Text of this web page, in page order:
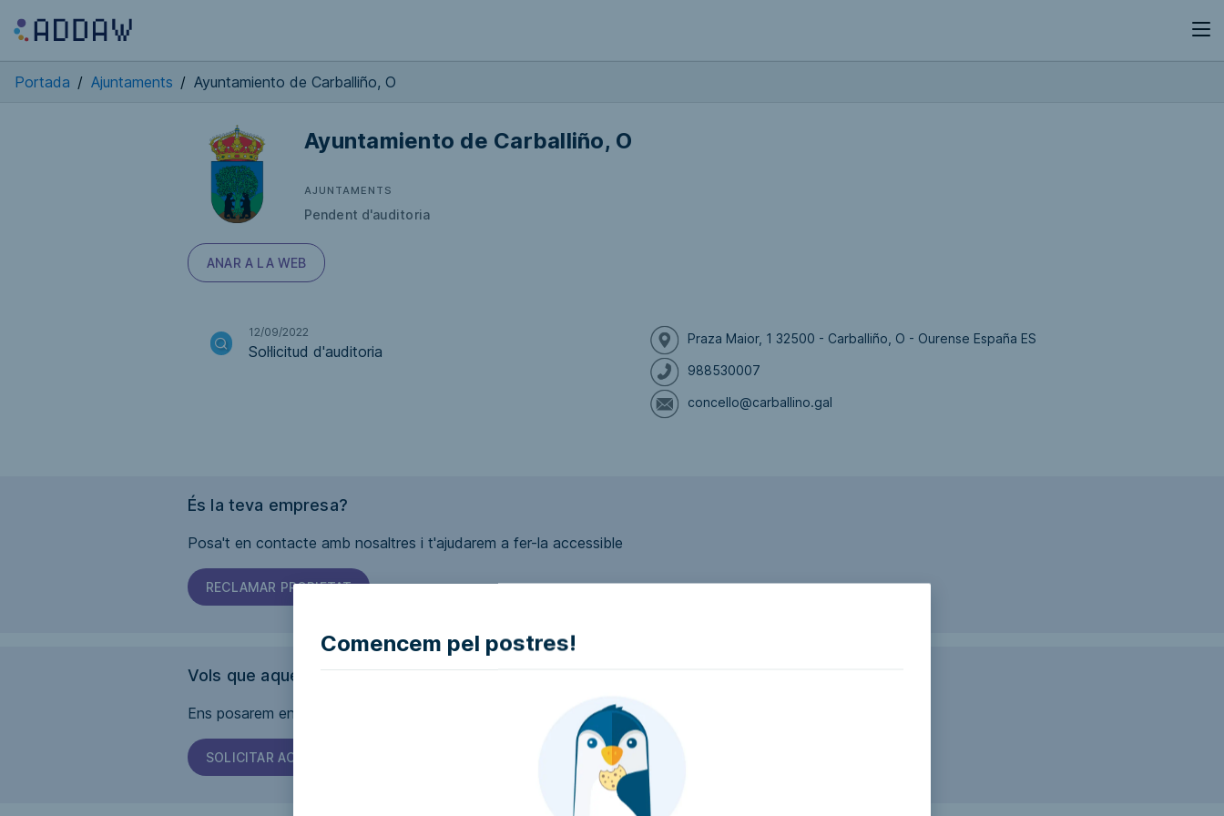
Comencem pel postres!
Portada / Ajuntaments / Ayuntamiento de Carballiño, O
Ayuntamiento de Carballiño, O
AJUNTAMENTS
Pendent d'auditoria
ANAR A LA WEB
12/09/2022
Sol·licitud d'auditoria
Praza Maior, 1 32500 - Carballiño, O - Ourense España ES
988530007
concello@carballino.gal
És la teva empresa?
Posa't en contacte amb nosaltres i t'ajudarem a fer-la accessible
RECLAMAR PROPIETAT
Vols que aquesta pàgina sigui accessible?
Ens posarem en contacte amb l'empresa i intentarem que la facin accessible..
SOLICITAR ACCESSIBILITAT